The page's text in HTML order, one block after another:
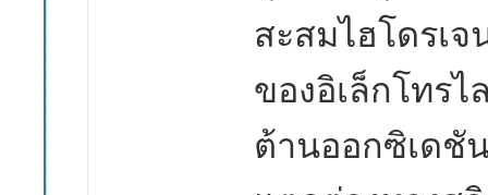
สะสมไฮโดรเ
ของอิเล็กโทร
ต้านออกซิเด